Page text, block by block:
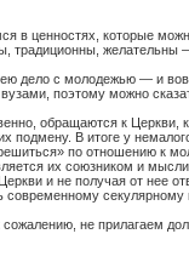
в ценностях, которые
дело с молодежью — и
поэтому можно
обращаются к
В итоге у
по отношению к
их союзником и
и не получая от нее
современному
не прилагаем